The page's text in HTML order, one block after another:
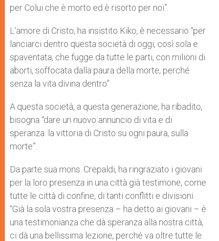
per Colui che è morto ed è risorto per noi”.
L’amore di Cristo, ha insistito Kiko, è necessario “per
lanciarci dentro questa società di oggi, così sola e
spaventata, che fugge da tutte le parti, con milioni di
aborti, soffocata dalla paura della morte, perché
senza la vita divina dentro”
A questa società, a questa generazione, ha ribadito,
bisogna “dare un nuovo annuncio di vita e di
speranza: la vittoria di Cristo su ogni paura, sulla
morte”.
Da parte sua mons. Crepaldi, ha ringraziato i giovani
per la loro presenza in una città già testimone, come
tutte le città di confine, di tanti conflitti e divisioni.
“Già la sola vostra presenza – ha detto ai giovani – è
una testimonianza che dà speranza alla nostra città,
ci dà una bellissima lezione, perché va oltre tutte le